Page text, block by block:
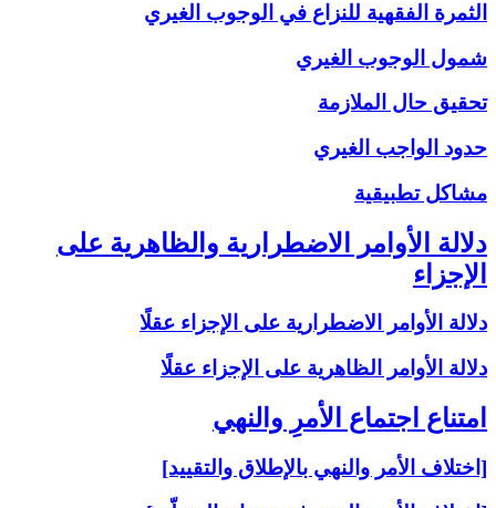
الثمرة الفقهية للنزاع في الوجوب الغيري
شمول الوجوب الغيري
تحقيق حال الملازمة
حدود الواجب الغيري
مشاكل تطبيقية
دلالة الأوامر الاضطرارية والظاهرية على
الإجزاء
دلالة الأوامر الاضطرارية على الإجزاء عقلًا
دلالة الأوامر الظاهرية على الإجزاء عقلًا
امتناع اجتماع الأمرِ والنهي‏
[اختلاف الأمر والنهي بالإطلاق والتقييد]